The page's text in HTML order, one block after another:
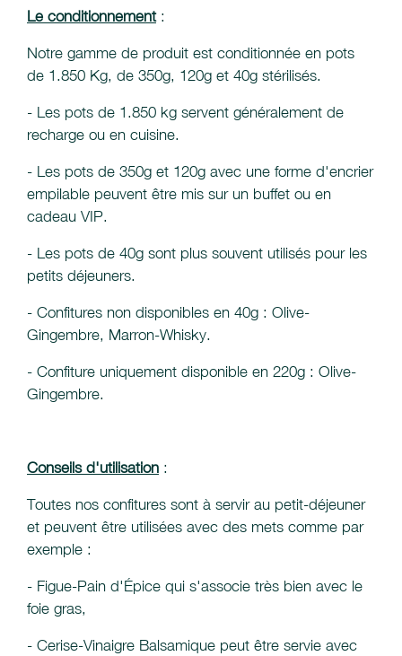
Le conditionnement:
Notre gamme de produit est conditionnée en pots
de 1.850 Kg, de 350g, 120g et 40g stérilisés.
- Les pots de 1.850 kg servent généralement de
recharge ou en cuisine.
- Les pots de 350g et 120g avec une forme d'encrier
empilable peuvent être mis sur un buffet ou en
cadeau VIP.
- Les pots de 40g sont plus souvent utilisés pour les
petits déjeuners.
- Confitures non disponibles en 40g : Olive-
Gingembre, Marron-Whisky.
- Confiture uniquement disponible en 220g : Olive-
Gingembre.
Conseils d'utilisation :
Toutes nos confitures sont à servir au petit-déjeuner
et peuvent être utilisées avec des mets comme par
exemple :
- Figue-Pain d'Épice qui s'associe très bien avec le
foie gras,
- Cerise-Vinaigre Balsamique peut être servie avec